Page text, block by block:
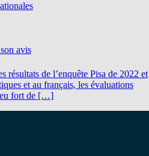
avis
résultats de l’enquête Pisa de 2022 et
et au français, les évaluations
fort de […]